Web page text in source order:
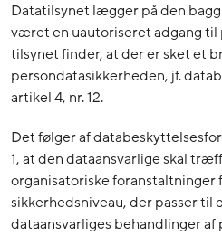
Datatilsynet lægger på den
været en uautoriseret adgang
tilsynet finder, at der er sket et
persondatasikkerheden, jf.
artikel 4, nr. 12.
Det følger af
1, at den dataansvarlige skal
organisatoriske foranstaltninger
sikkerhedsniveau, der passer til
dataansvarliges behandlinger af